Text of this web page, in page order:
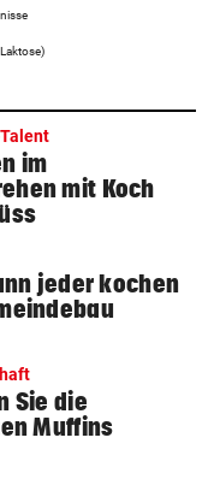
im
mit Koch
jeder kochen
Sie die
Muffins